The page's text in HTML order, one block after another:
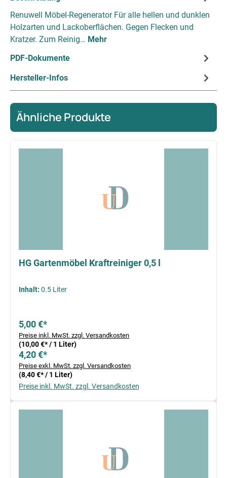
Renuwell Möbel-Regenerator Für alle hellen und dunklen
Holzarten und Lackoberflächen. Gegen Flecken und
Kratzer. Zum Reinig… Mehr
PDF-Dokumente
Hersteller-Infos
Ähnliche Produkte
HG Gartenmöbel Kraftreiniger 0,5 l
Inhalt: 0.5 Liter
5,00 €*
Preise inkl. MwSt. zzgl. Versandkosten
(10,00 €* / 1 Liter)
4,20 €*
Preise exkl. MwSt. zzgl. Versandkosten
(8,40 €* / 1 Liter)
Preise inkl. MwSt. zzgl. Versandkosten